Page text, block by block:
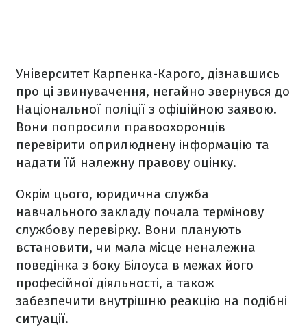
Університет Карпенка-Карого, дізнавшись
про ці звинувачення, негайно звернувся до
Національної поліції з офіційною заявою.
Вони попросили правоохоронців
перевірити оприлюднену інформацію та
надати їй належну правову оцінку.
Окрім цього, юридична служба
навчального закладу почала термінову
службову перевірку. Вони планують
встановити, чи мала місце неналежна
поведінка з боку Білоуса в межах його
професійної діяльності, а також
забезпечити внутрішню реакцію на подібні
ситуації.